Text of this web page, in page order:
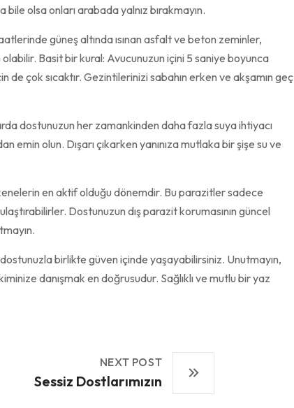
olsa onları arabada yalnız bırakmayın.
güneş altında ısınan asfalt ve beton zeminler,
Basit bir kural: Avucunuzun içini 5 saniye boyunca
de çok sıcaktır. Gezintilerinizi sabahın erken ve akşamın geç
dostunuzun her zamankinden daha fazla suya ihtiyacı
emin olun. Dışarı çıkarken yanınıza mutlaka bir şişe su ve
en aktif olduğu dönemdir. Bu parazitler sadece
Dostunuzun dış parazit korumasının güncel
birlikte güven içinde yaşayabilirsiniz. Unutmayın,
danışmak en doğrusudur. Sağlıklı ve mutlu bir yaz
NEXT POST
Sessiz Dostlarımızın